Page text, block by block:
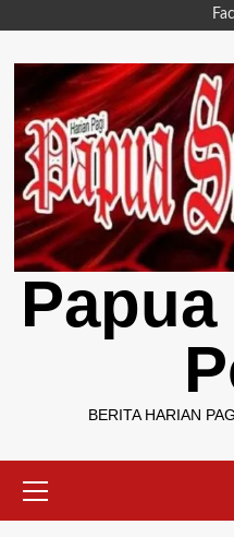
content
BERITA HARIAN
Menu